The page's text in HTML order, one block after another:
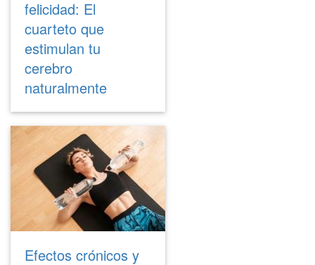
felicidad: El
cuarteto que
estimulan tu
cerebro
naturalmente
Efectos crónicos y